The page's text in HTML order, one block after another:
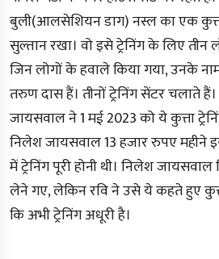
बुली(आलसेशियन डाग) नस्ल का एक
सुल्तान रखा। वो इसे ट्रेनिंग के लिए
जिन लोगों के हवाले किया गया, उनके
तरुण दास हैं। तीनों ट्रेनिंग सेंटर चलाते
जायसवाल ने 1 मई 2023 को ये कुत्ता
निलेश जायसवाल 13 हजार रुपए महीने
में ट्रेनिंग पूरी होनी थी। निलेश
लेने गए, लेकिन रवि ने उसे ये कहते हुए
कि अभी ट्रेनिंग अधूरी है।